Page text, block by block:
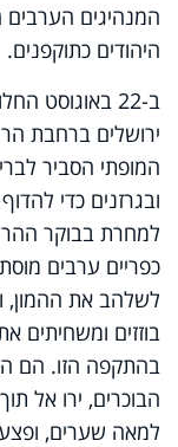
המנהיגים
היהודים כתוקפנים.
ב-22 באוגוסט
ירושלים ברחבת
המופתי הסביר
ובגרזנים כדי
למחרת בבוקר
כפריים ערבים
לשלהב את ההמון,
בהתקפה הזו. הם
הבוכרים, ירו אל
למאה שערים,